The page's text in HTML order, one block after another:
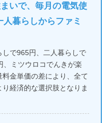
いで、毎月の電気使
暮らしからファミ
で965円、二人暮らしで
ミツウロコでんきが楽
金単価の差により、全て
経済的な選択肢となりま